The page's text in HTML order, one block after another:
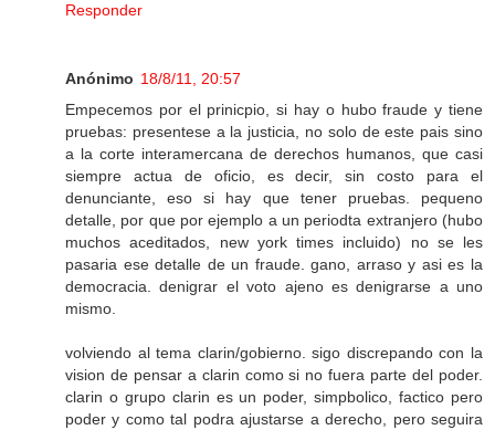
Responder
Anónimo 18/8/11, 20:57
Empecemos por el prinicpio, si hay o hubo fraude y tiene
pruebas: presentese a la justicia, no solo de este pais sino
a la corte interamercana de derechos humanos, que casi
siempre actua de oficio, es decir, sin costo para el
denunciante, eso si hay que tener pruebas. pequeno
detalle, por que por ejemplo a un periodta extranjero (hubo
muchos aceditados, new york times incluido) no se les
pasaria ese detalle de un fraude. gano, arraso y asi es la
democracia. denigrar el voto ajeno es denigrarse a uno
mismo.
volviendo al tema clarin/gobierno. sigo discrepando con la
vision de pensar a clarin como si no fuera parte del poder.
clarin o grupo clarin es un poder, simpbolico, factico pero
poder y como tal podra ajustarse a derecho, pero seguira